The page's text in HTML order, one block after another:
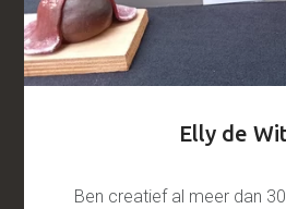
Elly de
Ben creatief al meer dan